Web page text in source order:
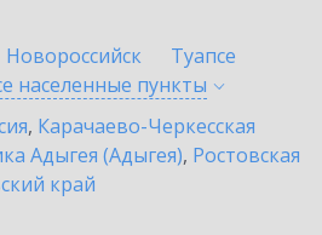
Новороссийск
Туапсе
населенные пункты
, Карачаево-Черкесская
Адыгея (Адыгея), Ростовская
край